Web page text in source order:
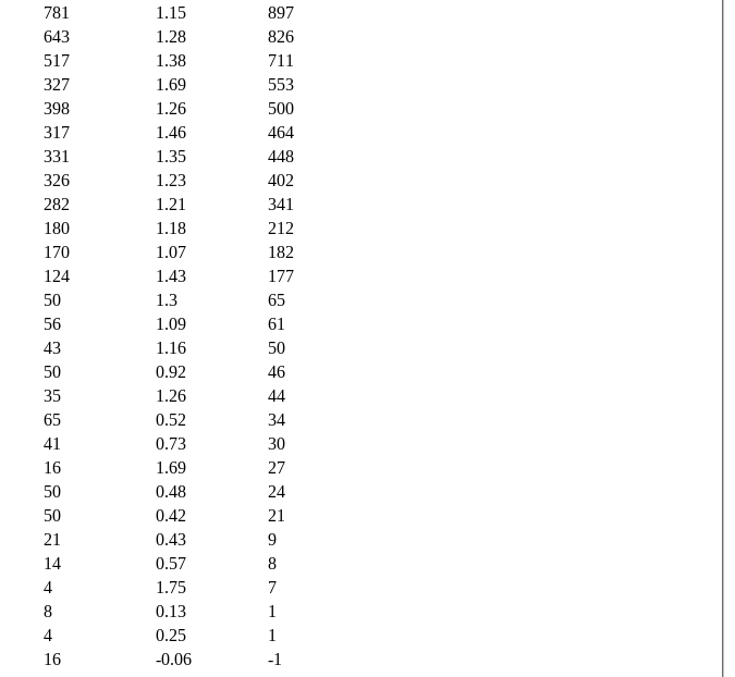
781 1.15
897
643 1.28
826
517 1.38
711
327 1.69
553
398 1.26
500
317 1.46
464
331 1.35
448
326 1.23
402
282 1.21
341
180 1.18
212
170 1.07
182
124 1.43
177
50 1.3
65
56 1.09
61
43 1.16
50
50 0.92
46
35 1.26
44
65 0.52
34
41 0.73
30
16 1.69
27
50 0.48
24
50 0.42
21
21 0.43
9
14 0.57
8
4 1.75
7
8 0.13
1
4 0.25
1
16 -0.06 -1